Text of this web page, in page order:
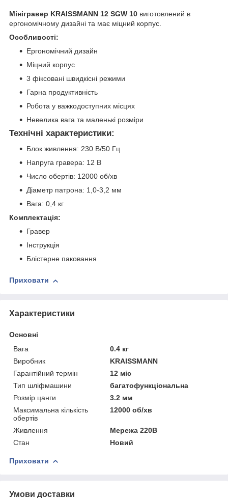
Мінігравер KRAISSMANN 12 SGW 10 виготовлений в
ергономічному дизайні та має міцний корпус.
Особливості:
Ергономічний дизайн
Міцний корпус
3 фіксовані швидкісні режими
Гарна продуктивність
Робота у важкодоступних місцях
Невелика вага та маленькі розміри
Технічні характеристики:
Блок живлення: 230 В/50 Гц
Напруга гравера: 12 В
Число обертів: 12000 об/хв
Діаметр патрона: 1,0-3,2 мм
Вага: 0,4 кг
Комплектація:
Гравер
Інструкція
Блістерне паковання
Приховати
Характеристики
Основні
Вага
0.4 кг
Виробник
KRAISSMANN
Гарантійний термін
12 міс
Тип шліфмашини
багатофункціональна
Розмір цанги
3.2 мм
Максимальна кількість
обертів
12000 об/хв
Живлення
Мережа 220В
Стан
Новий
Приховати
Умови доставки